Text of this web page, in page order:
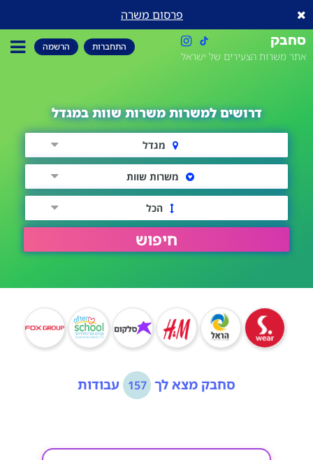
פרסום משרה
סחבק
אתר משרות הצעירים של ישראל
התחברות הרשמה
דרושים למשרות משרות שוות במגדל
מגדל
משרות שוות
הכל
חיפוש
סחבק מצא לך 157 עבודות